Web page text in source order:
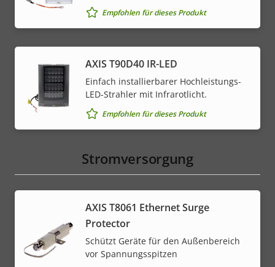
Empfohlen für dieses Produkt
AXIS T90D40 IR-LED
Einfach installierbarer Hochleistungs-
LED-Strahler mit Infrarotlicht.
Empfohlen für dieses Produkt
Stromversorgung
AXIS T8061 Ethernet Surge
Protector
Schützt Geräte für den Außenbereich
vor Spannungsspitzen